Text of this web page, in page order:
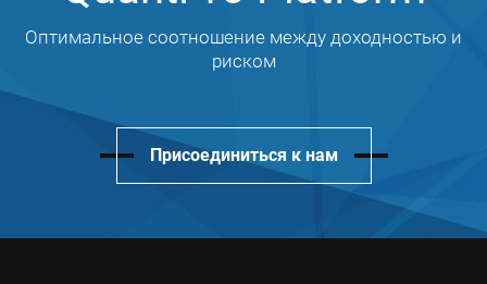
Оптимальное соотношение между доходностью и
риском
Присоединиться к нам